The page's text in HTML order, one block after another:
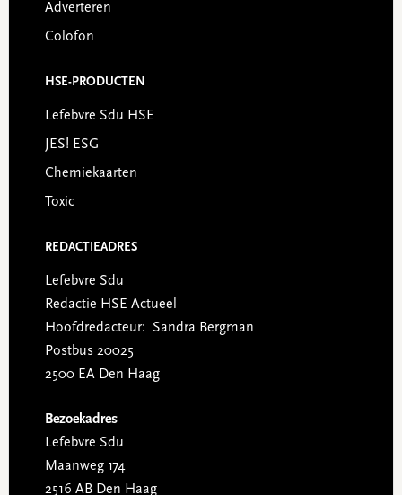
Adverteren
Colofon
HSE-PRODUCTEN
Lefebvre Sdu HSE
JES! ESG
Chemiekaarten
Toxic
REDACTIEADRES
Lefebvre Sdu
Redactie HSE Actueel
Hoofdredacteur: Sandra Bergman
Postbus 20025
2500 EA Den Haag
Bezoekadres
Lefebvre Sdu
Maanweg 174
2516 AB Den Haag